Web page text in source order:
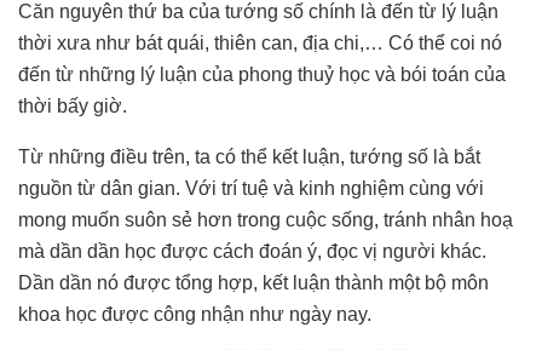
Căn nguyên thứ ba của tướng số chính là đến từ lý luận
thời xưa như bát quái, thiên can, địa chi,… Có thể coi nó
đến từ những lý luận của phong thuỷ học và bói toán của
thời bấy giờ.
Từ những điều trên, ta có thể kết luận, tướng số là bắt
nguồn từ dân gian. Với trí tuệ và kinh nghiệm cùng với
mong muốn suôn sẻ hơn trong cuộc sống, tránh nhân hoạ
mà dần dần học được cách đoán ý, đọc vị người khác.
Dần dần nó được tổng hợp, kết luận thành một bộ môn
khoa học được công nhận như ngày nay.